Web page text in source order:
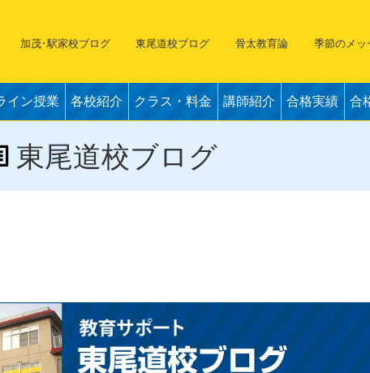
加茂･駅家校ブログ 東尾道校ブログ 骨太教育論 季節のメッ
イン授業 各校紹介 クラス・料金 講師紹介 合格実績 合
東尾道校ブログ